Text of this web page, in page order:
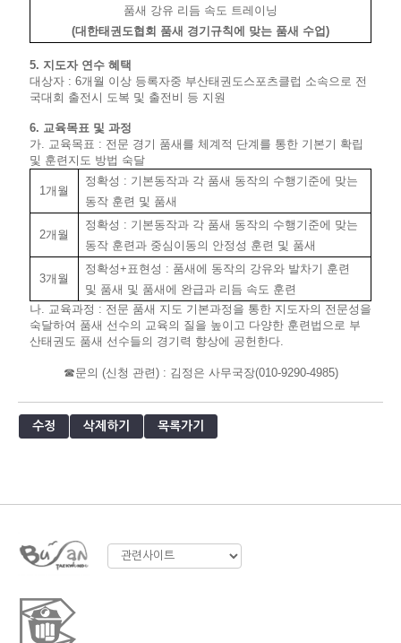
품새 강유 리듬 속도 트레이닝
(대한태권도협회 품새 경기규칙에 맞는 품새 수업)
5. 지도자 연수 혜택
대상자 : 6개월 이상 등록자중 부산태권도스포츠클럽 소속으로 전
국대회 출전시 도복 및 출전비 등 지원
6. 교육목표 및 과정
가
교육목표 : 전문 경기 품새를 체계적 단계를 통한 기본기 확립
및 훈련지도 방법 숙달
1 개월
정확성 : 기본동작과 각 품새 동작의 수행기준에 맞는
동작 훈련 및 품새
2개월
정확성 : 기본동작과 각 품새 동작의 수행기준에 맞는
동작 훈련과 중심이동의 안정성 훈련 및 품새
3개월
정확성+ 표현성 : 품새에 동작의 강유와 발차기 훈련
및 품새 및 품새에 완급과 리듬 속도 훈련
나
교육과정 : 전문 품새 지도 기본과정을 통한 지도자의 전문성을
숙달하여 품새 선수의 교육의 질을 높이고 다양한 훈련법으로 부
산태권도 품새 선수들의 경기력 향상에 공헌한다
☎문의 (신청 관련) : 김정은 사무국장(010-9290-4985)
수정 삭제하기 목록가기